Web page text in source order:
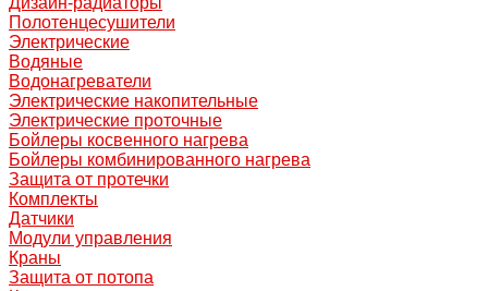
Полотенцесушители
Электрические
Водяные
Водонагреватели
Электрические накопительные
Электрические проточные
Бойлеры косвенного нагрева
Бойлеры комбинированного нагрева
Защита от протечки
Комплекты
Датчики
Модули управления
Краны
Защита от потопа